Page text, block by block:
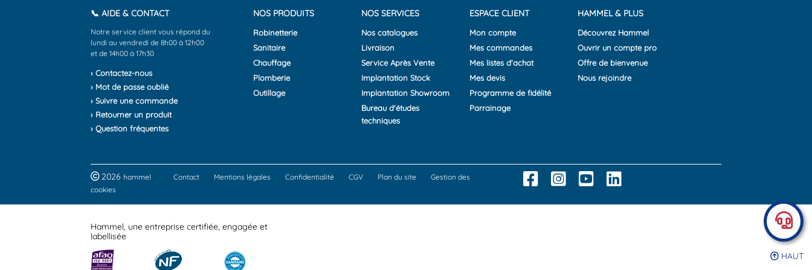
📞 AIDE & CONTACT
Notre service client vous répond du
lundi au vendredi de 8h00 à 12h00
et de 14h00 à 17h30
› Contactez-nous
› Mot de passe oublié
› Suivre une commande
› Retourner un produit
› Question fréquentes
NOS PRODUITS
Robinetterie
Sanitaire
Chauffage
Plomberie
Outillage
NOS SERVICES
Nos catalogues
Livraison
Service Après Vente
Implantation Stock
Implantation Showroom
Bureau d'études
techniques
ESPACE CLIENT
Mon compte
Mes commandes
Mes listes d'achat
Mes devis
Programme de fidélité
Parrainage
HAMMEL & PLUS
Découvrez Hammel
Ouvrir un compte pro
Offre de bienvenue
Nous rejoindre
HAUT
2026 hammel Contact Mentions légales Confidentialité CGV Plan du site
Gestion des
cookies
Hammel, une entreprise certifiée, engagée et
labellisée